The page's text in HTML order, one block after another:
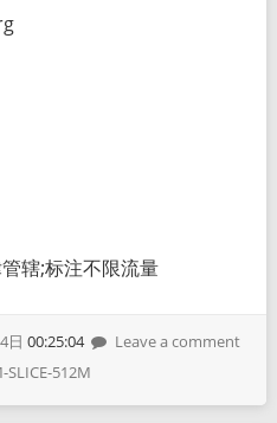
辖;标注不限流量
日 00:25:04
Leave a comment
SLICE-512M